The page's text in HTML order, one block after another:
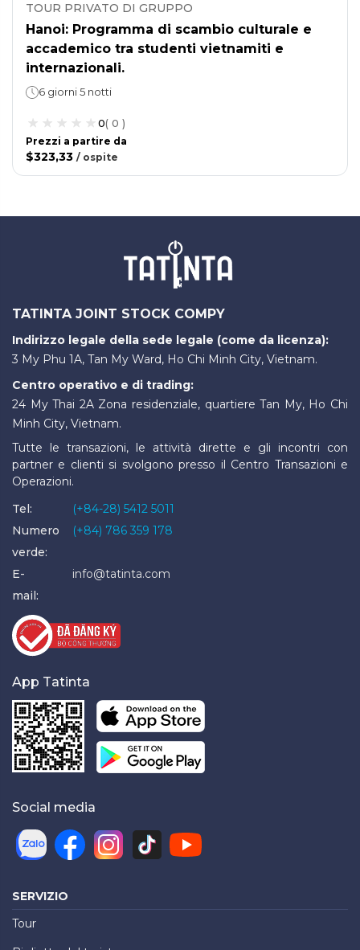
TOUR PRIVATO DI GRUPPO
Hanoi: Programma di scambio culturale e
accademico tra studenti vietnamiti e
internazionali.
6 giorni 5 notti
0( 0 )
Prezzi a partire da
$323,33 / ospite
TATINTA JOINT STOCK COMPY
Indirizzo legale della sede legale (come da licenza):
3 My Phu 1A, Tan My Ward, Ho Chi Minh City, Vietnam.
Centro operativo e di trading:
24 My Thai 2A Zona residenziale, quartiere Tan My, Ho Chi
Minh City, Vietnam.
Tutte le transazioni, le attività dirette e gli incontri con
partner e clienti si svolgono presso il Centro Transazioni e
Operazioni.
Tel:
(+84-28) 5412 5011
Numero
verde:
(+84) 786 359 178
E-
mail:
info@tatinta.com
App Tatinta
Social media
SERVIZIO
Tour